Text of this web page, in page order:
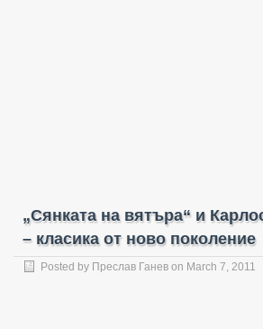
„Сянката на вятъра“ и
– класика от ново поколение
Posted by Преслав Ганев on March 7, 2011